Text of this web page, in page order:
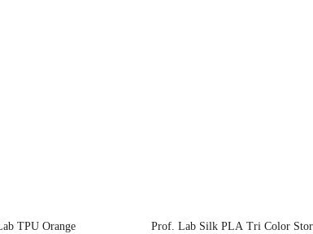
TPU Orange
Prof. Lab Silk PLA Tri Color